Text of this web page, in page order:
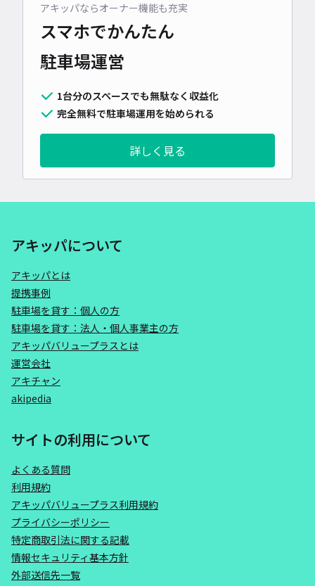
アキッパならオーナー機能も充実
スマホでかんたん
駐車場運営
1台分のスペースでも無駄なく収益化
完全無料で駐車場運用を始められる
詳しく見る
アキッパについて
アキッパとは
提携事例
駐車場を貸す：個人の方
駐車場を貸す：法人・個人事業主の方
アキッパバリュープラスとは
運営会社
アキチャン
akipedia
サイトの利用について
よくある質問
利用規約
アキッパバリュープラス利用規約
プライバシーポリシー
特定商取引法に関する記載
情報セキュリティ基本方針
外部送信先一覧